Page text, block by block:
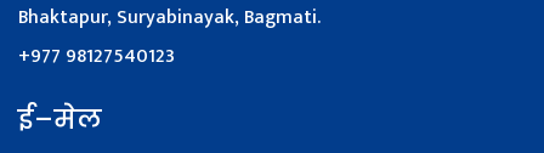
Bhaktapur, Suryabinayak, Bagmati.
+977 98127540123
ई–मेल